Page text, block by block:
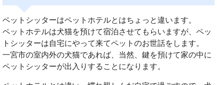
ペットシッターはペットホテルとはちょっと違います。
ペットホテルは犬猫を預けて宿泊させてもらいますが、ペッ
トシッターは自宅にやって来てペットのお世話をします。
一宮市の室内外の犬猫であれば、当然、鍵を預けて家の中に
ペットシッターが出入りすることになります。